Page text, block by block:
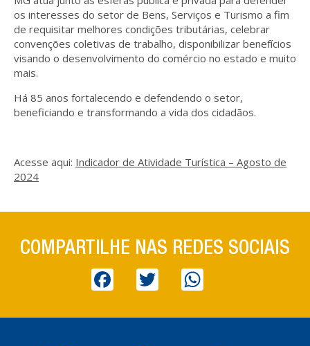
os interesses do setor de Bens, Serviços e Turismo a fim
de requisitar melhores condições tributárias, celebrar
convenções coletivas de trabalho, disponibilizar benefícios
visando o desenvolvimento do comércio no estado e muito
mais.
Há 85 anos fortalecendo e defendendo o setor,
beneficiando e transformando a vida dos cidadãos.
Acesse aqui: Indicador de Atividade Turística – Agosto de
2024
COMPARTILHE NAS REDES SOCIAIS